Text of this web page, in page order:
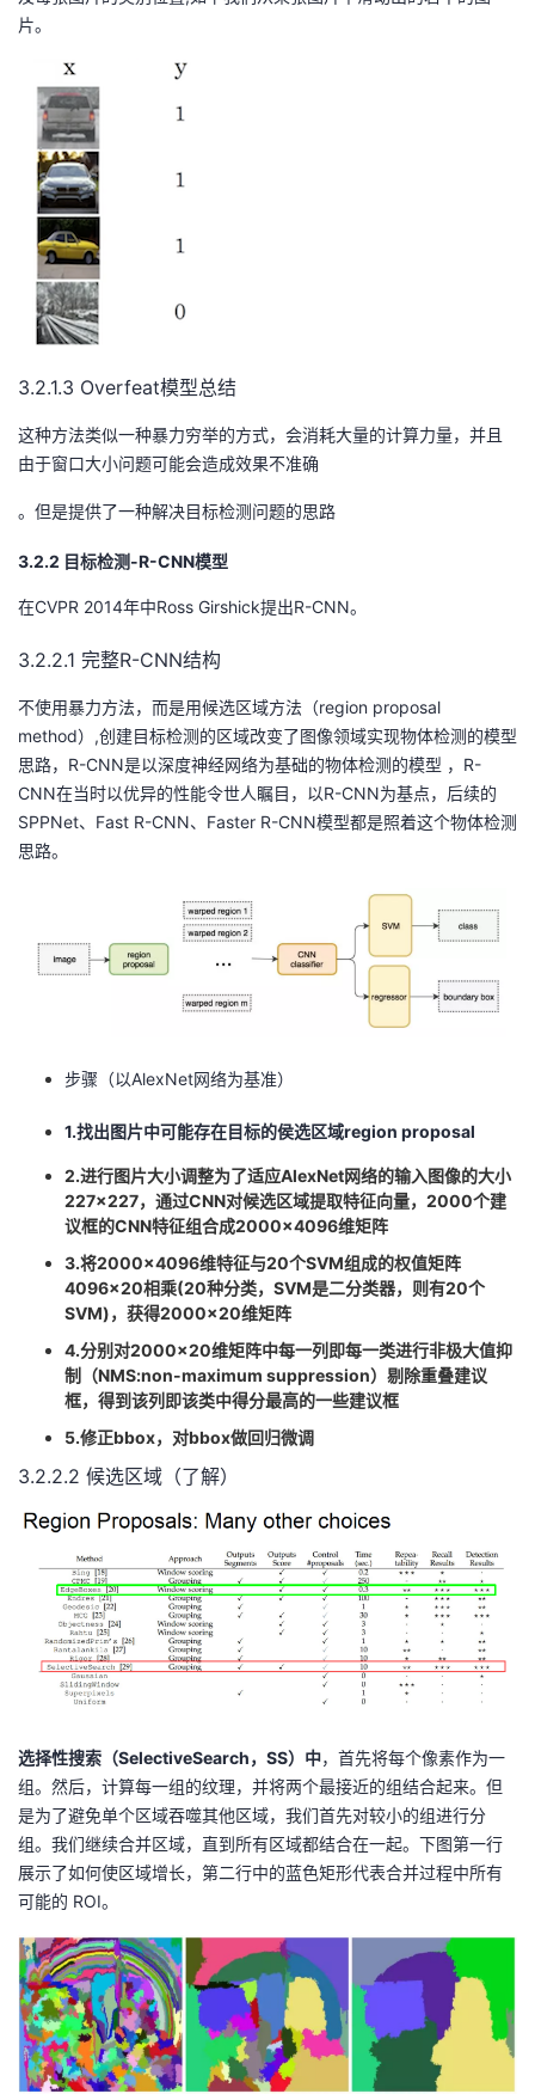
片。
3.2.1.3 Overfeat模型总结
这种方法类似一种暴力穷举的方式，会消耗大量的计算力量，并且
由于窗口大小问题可能会造成效果不准确
。但是提供了一种解决目标检测问题的思路
3.2.2 目标检测-R-CNN模型
在CVPR 2014年中Ross Girshick提出R-CNN。
3.2.2.1 完整R-CNN结构
不使用暴力方法，而是用候选区域方法（region proposal
method）,创建目标检测的区域改变了图像领域实现物体检测的模型
思路，R-CNN是以深度神经网络为基础的物体检测的模型 ，R-
CNN在当时以优异的性能令世人瞩目，以R-CNN为基点，后续的
SPPNet、Fast R-CNN、Faster R-CNN模型都是照着这个物体检测
思路。
步骤（以AlexNet网络为基准）
1.找出图片中可能存在目标的侯选区域region proposal
2.进行图片大小调整为了适应AlexNet网络的输入图像的大小
227×227，通过CNN对候选区域提取特征向量，2000个建
议框的CNN特征组合成2000×4096维矩阵
3.将2000×4096维特征与20个SVM组成的权值矩阵
4096×20相乘(20种分类，SVM是二分类器，则有20个
SVM)，获得2000×20维矩阵
4.分别对2000×20维矩阵中每一列即每一类进行非极大值抑
制（NMS:non-maximum suppression）剔除重叠建议
框，得到该列即该类中得分最高的一些建议框
5.修正bbox，对bbox做回归微调
3.2.2.2 候选区域（了解）
选择性搜索（SelectiveSearch，SS）中，首先将每个像素作为一
组。然后，计算每一组的纹理，并将两个最接近的组结合起来。但
是为了避免单个区域吞噬其他区域，我们首先对较小的组进行分
组。我们继续合并区域，直到所有区域都结合在一起。下图第一行
展示了如何使区域增长，第二行中的蓝色矩形代表合并过程中所有
可能的 ROI。